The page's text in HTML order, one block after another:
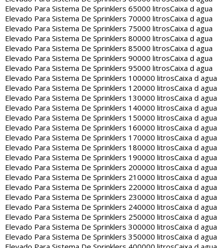
Elevado Para Sistema De Sprinklers 65000 litrosCaixa d agua
Elevado Para Sistema De Sprinklers 70000 litrosCaixa d agua
Elevado Para Sistema De Sprinklers 75000 litrosCaixa d agua
Elevado Para Sistema De Sprinklers 80000 litrosCaixa d agua
Elevado Para Sistema De Sprinklers 85000 litrosCaixa d agua
Elevado Para Sistema De Sprinklers 90000 litrosCaixa d agua
Elevado Para Sistema De Sprinklers 95000 litrosCaixa d agua
Elevado Para Sistema De Sprinklers 100000 litrosCaixa d agua
Elevado Para Sistema De Sprinklers 120000 litrosCaixa d agua
Elevado Para Sistema De Sprinklers 130000 litrosCaixa d agua
Elevado Para Sistema De Sprinklers 140000 litrosCaixa d agua
Elevado Para Sistema De Sprinklers 150000 litrosCaixa d agua
Elevado Para Sistema De Sprinklers 160000 litrosCaixa d agua
Elevado Para Sistema De Sprinklers 170000 litrosCaixa d agua
Elevado Para Sistema De Sprinklers 180000 litrosCaixa d agua
Elevado Para Sistema De Sprinklers 190000 litrosCaixa d agua
Elevado Para Sistema De Sprinklers 200000 litrosCaixa d agua
Elevado Para Sistema De Sprinklers 210000 litrosCaixa d agua
Elevado Para Sistema De Sprinklers 220000 litrosCaixa d agua
Elevado Para Sistema De Sprinklers 230000 litrosCaixa d agua
Elevado Para Sistema De Sprinklers 240000 litrosCaixa d agua
Elevado Para Sistema De Sprinklers 250000 litrosCaixa d agua
Elevado Para Sistema De Sprinklers 300000 litrosCaixa d agua
Elevado Para Sistema De Sprinklers 350000 litrosCaixa d agua